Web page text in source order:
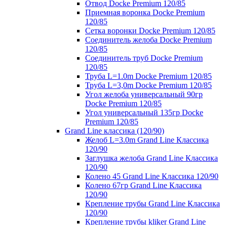
Отвод Docke Premium 120/85
Приемная воронка Docke Premium
120/85
Сетка воронки Docke Premium 120/85
Соединитель желоба Docke Premium
120/85
Соединитель труб Docke Premium
120/85
Труба L=1.0m Docke Premium 120/85
Труба L=3,0m Docke Premium 120/85
Угол желоба универсальный 90гр
Docke Premium 120/85
Угол универсальный 135гр Docke
Premium 120/85
Grand Line классика (120/90)
Желоб L=3.0m Grand Line Классика
120/90
Заглушка желоба Grand Line Классика
120/90
Колено 45 Grand Line Классика 120/90
Колено 67гр Grand Line Классика
120/90
Крепление трубы Grand Line Классика
120/90
Крепление трубы kliker Grand Line